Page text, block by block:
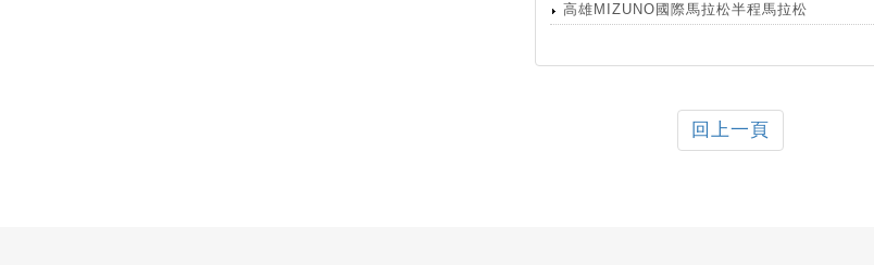
高雄MIZUNO國際馬拉松半程馬拉松
回上一頁